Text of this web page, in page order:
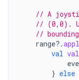
// A
// (0,0).
//
range?.
val
} else